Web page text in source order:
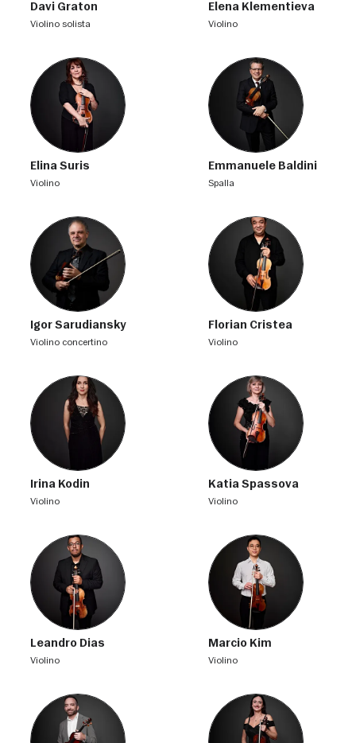
Davi Graton
violino solista
Elena Klementieva
violino
Elina Suris
violino
Emmanuele Baldini
spalla
Igor Sarudiansky
violino concertino
Florian Cristea
violino
Irina Kodin
violino
Katia Spassova
violino
Leandro Dias
violino
Marcio Kim
violino